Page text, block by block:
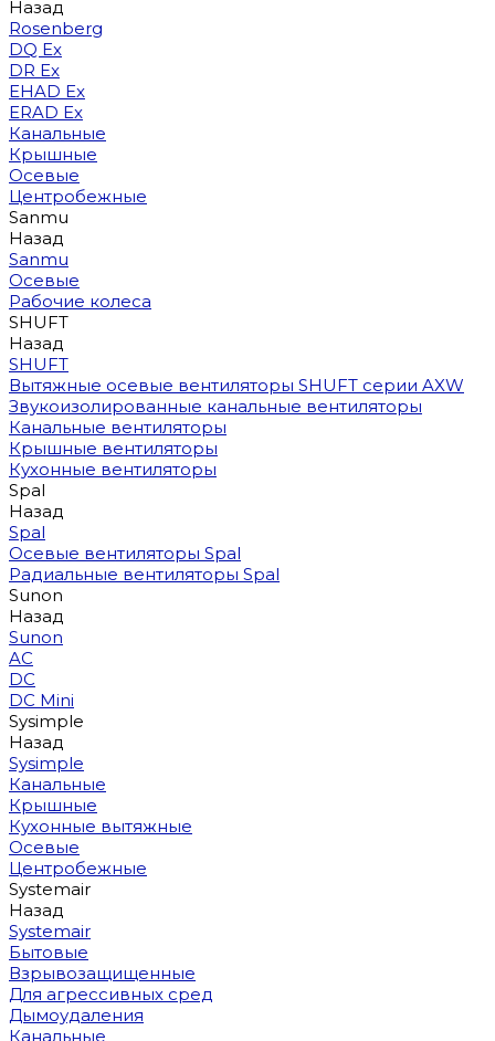
Назад
Rosenberg
DQ Ex
DR Ex
EHAD Ex
ERAD Ex
Канальные
Крышные
Осевые
Центробежные
Sanmu
Назад
Sanmu
Осевые
Рабочие колеса
SHUFT
Назад
SHUFT
Вытяжные осевые вентиляторы SHUFT серии AXW
Звукоизолированные канальные вентиляторы
Канальные вентиляторы
Крышные вентиляторы
Кухонные вентиляторы
Spal
Назад
Spal
Осевые вентиляторы Spal
Радиальные вентиляторы Spal
Sunon
Назад
Sunon
AC
DC
DC Mini
Sysimple
Назад
Sysimple
Канальные
Крышные
Кухонные вытяжные
Осевые
Центробежные
Systemair
Назад
Systemair
Бытовые
Взрывозащищенные
Для агрессивных сред
Дымоудаления
Канальные